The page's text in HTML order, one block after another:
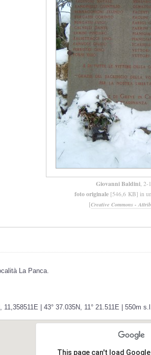
Giovanni Baldini, 2-
foto originale [546,6 KB] in
[Creative Commons -
La Panca.
| 43° 37.035N, 11° 21.511E | 550m
This page can't load